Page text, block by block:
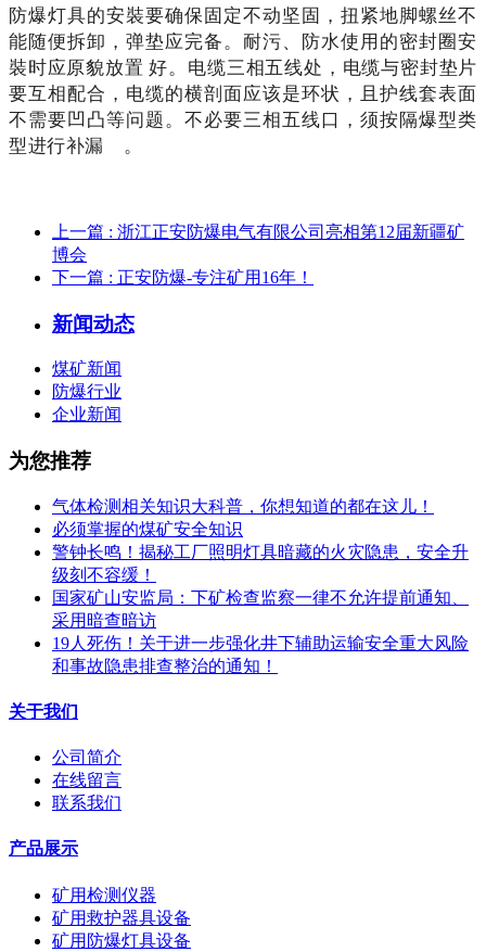
防爆灯具的安裝要确保固定不动坚固，扭紧地脚螺丝不
能随便拆卸，弹垫应完备。耐污、防水使用的密封圈安
裝时应原貌放置 好。电缆三相五线处，电缆与密封垫片
要互相配合，电缆的横剖面应该是环状，且护线套表面
不需要凹凸等问题。不必要三相五线口，须按隔爆型类
型进行补漏 。
上一篇 : 浙江正安防爆电气有限公司亮相第12届新疆矿
博会
下一篇 : 正安防爆-专注矿用16年！
新闻动态
煤矿新闻
防爆行业
企业新闻
为您推荐
气体检测相关知识大科普，你想知道的都在这儿！
必须掌握的煤矿安全知识
警钟长鸣！揭秘工厂照明灯具暗藏的火灾隐患，安全升
级刻不容缓！
国家矿山安监局：下矿检查监察一律不允许提前通知、
采用暗查暗访
19人死伤！关于进一步强化井下辅助运输安全重大风险
和事故隐患排查整治的通知！
关于我们
公司简介
在线留言
联系我们
产品展示
矿用检测仪器
矿用救护器具设备
矿用防爆灯具设备